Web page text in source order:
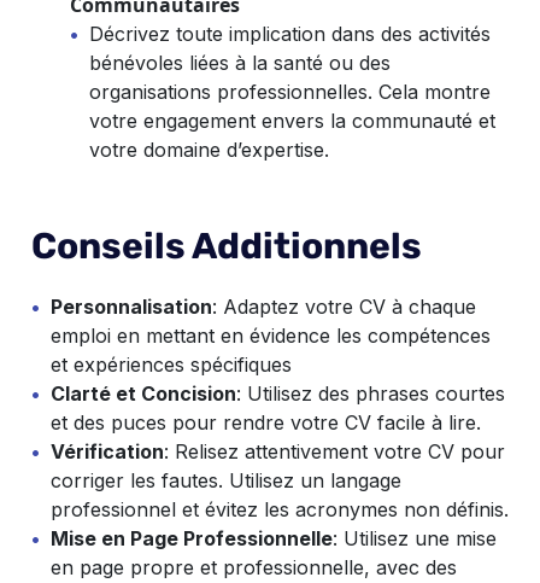
Décrivez toute implication dans des activités
bénévoles liées à la santé ou des
organisations professionnelles. Cela montre
votre engagement envers la communauté et
votre domaine d’expertise.
Conseils Additionnels
Personnalisation: Adaptez votre CV à chaque
emploi en mettant en évidence les compétences
et expériences spécifiques
Clarté et Concision: Utilisez des phrases courtes
et des puces pour rendre votre CV facile à lire.
Vérification: Relisez attentivement votre CV pour
corriger les fautes. Utilisez un langage
professionnel et évitez les acronymes non définis.
Mise en Page Professionnelle: Utilisez une mise
en page propre et professionnelle, avec des